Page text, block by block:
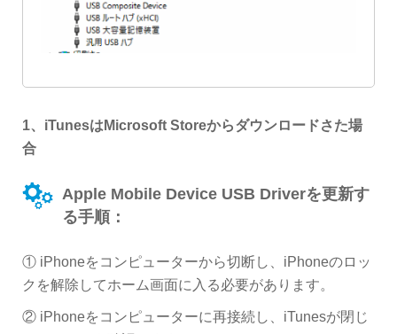
1、iTunesはMicrosoft Storeからダウンロードさた場
合
Apple Mobile Device USB Driverを更新す
る手順：
① iPhoneをコンピューターから切断し、iPhoneのロッ
クを解除してホーム画面に入る必要があります。
② iPhoneをコンピューターに再接続し、iTunesが閉じ